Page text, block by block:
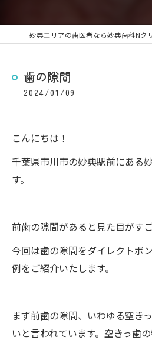
歯の隙間
2024/01/09
こんにちは！
千葉県市川市の妙典駅前にある
す。
前歯の隙間があると見た目がす
今回は歯の隙間をダイレクトボ
例をご紹介いたします。
まず前歯の隙間、いわゆる空き
いと言われています。空きっ歯